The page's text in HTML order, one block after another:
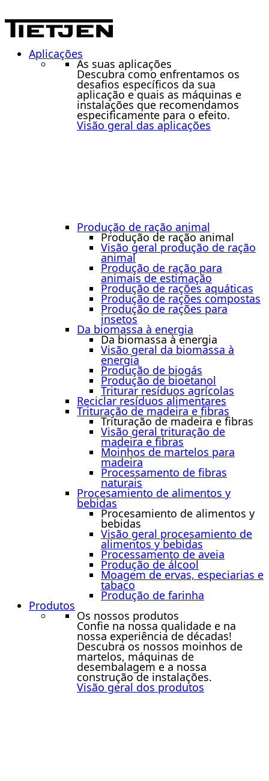
Aplicações
As suas aplicações
Descubra como enfrentamos os
desafios específicos da sua
aplicação e quais as máquinas e
instalações que recomendamos
especificamente para o efeito.
Visão geral das aplicações
Produção de ração animal
Produção de ração animal
Visão geral produção de ração
animal
Produção de ração para
animais de estimação
Produção de rações aquáticas
Produção de rações compostas
Produção de rações para
insetos
Da biomassa à energia
Da biomassa à energia
Visão geral da biomassa à
energia
Produção de biogás
Produção de bioetanol
Triturar resíduos agrícolas
Reciclar resíduos alimentares
Trituração de madeira e fibras
Trituração de madeira e fibras
Visão geral trituração de
madeira e fibras
Moinhos de martelos para
madeira
Processamento de fibras
naturais
Procesamiento de alimentos y
bebidas
Procesamiento de alimentos y
bebidas
Visão geral procesamiento de
alimentos y bebidas
Processamento de aveia
Produção de álcool
Moagem de ervas, especiarias e
tabaco
Produção de farinha
Produtos
Os nossos produtos
Confie na nossa qualidade e na
nossa experiência de décadas!
Descubra os nossos moinhos de
martelos, máquinas de
desembalagem e a nossa
construção de instalações.
Visão geral dos produtos